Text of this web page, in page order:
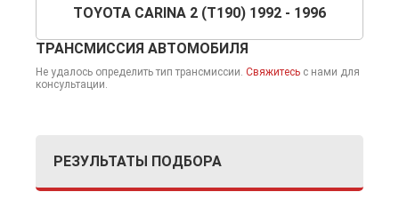
TOYOTA CARINA 2 (T190) 1992 - 1996
ТРАНСМИССИЯ АВТОМОБИЛЯ
Не удалось определить тип трансмиссии. Свяжитесь с нами для
консультации.
РЕЗУЛЬТАТЫ ПОДБОРА